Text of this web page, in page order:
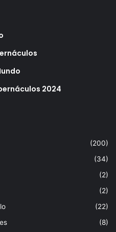
2024
(200)
(34)
(2)
(2)
(22)
(8)